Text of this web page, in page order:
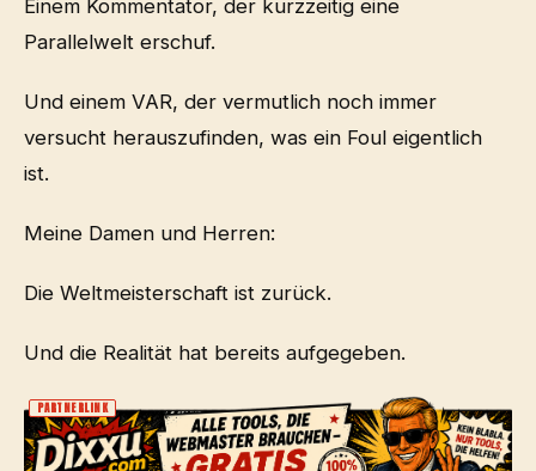
Einem Kommentator, der kurzzeitig eine
Parallelwelt erschuf.
Und einem VAR, der vermutlich noch immer
versucht herauszufinden, was ein Foul eigentlich
ist.
Meine Damen und Herren:
Die Weltmeisterschaft ist zurück.
Und die Realität hat bereits aufgegeben.
PARTNERLINK